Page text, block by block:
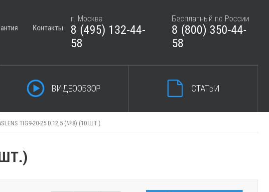
Контакты
г. Москва
8 (495) 132-44-
58
Бесплатный по России
8 (800) 350-44-
58
ВИДЕООБЗОР СТАТЬИ
TIG9-20-25 D.12,5 (№8) (10 ШТ.)
ЗАКРЫТЬ КОРЗИНУ